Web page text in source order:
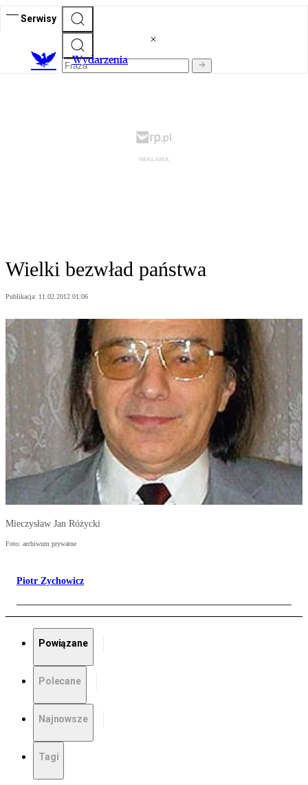
Serwisy
Wydarzenia
Wielki bezwład państwa
Publikacja: 11.02.2012 01:06
Mieczysław Jan Różycki
Foto: archiwum prywatne
Piotr Zychowicz
Powiązane
Polecane
Najnowsze
Tagi